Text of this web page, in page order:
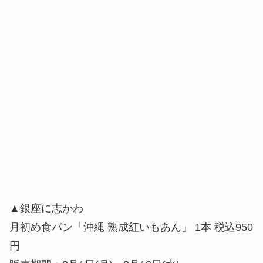
▲銀座に志かわ
月初め食パン「沖縄 熟成紅いもあん」 1本 税込950
円